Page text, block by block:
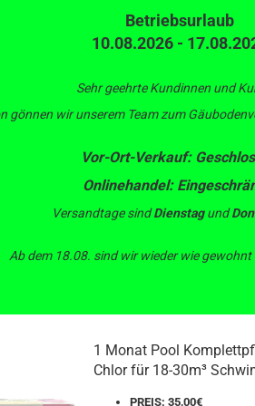
Betriebsurlaub
10.08.2026 -
Sehr geehrte Kundinnen und
gönnen wir unserem Team zum
Vor-Ort-Verkauf:
Onlinehandel:
Versandtage sindDienstagund
Ab dem 18.08. sind wir wieder wie gewohnt
BEWÄSSERUNGSTECHNIK
Chemie und Reinigung
und Reinigung
1 Monat Pool
Chlor für 18-30m³
PREIS: 35,00€